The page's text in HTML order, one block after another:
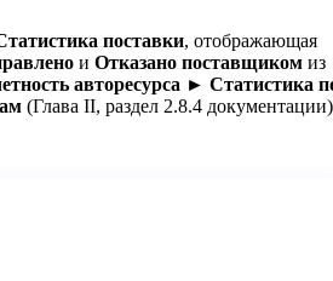
поставки, отображающая
и Отказано поставщиком из
авторесурса ► Статистика
(Глава II, раздел 2.8.4